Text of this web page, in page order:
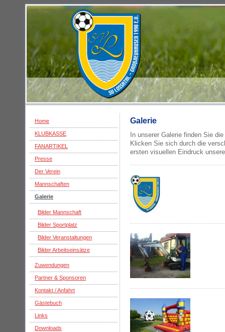
Home
KLUBKASSE
FANARTIKEL
Presse
Der Verein
Mannschaften
Galerie
Bilder Mannschaft
Bilder Sportplatz
Bilder Veranstaltungen
Bilder Arbeitseinsätze
Zuwendungen
Partner & Sponsoren
Kontakt / Anfahrt
Gästebuch
Links
Downloads
Galerie
In unserer Galerie finden Sie
Klicken Sie sich durch die
ersten visuellen Eindruck